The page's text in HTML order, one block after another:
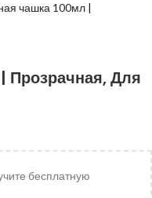
чашка 100мл |
Прозрачная, Для
бесплатную